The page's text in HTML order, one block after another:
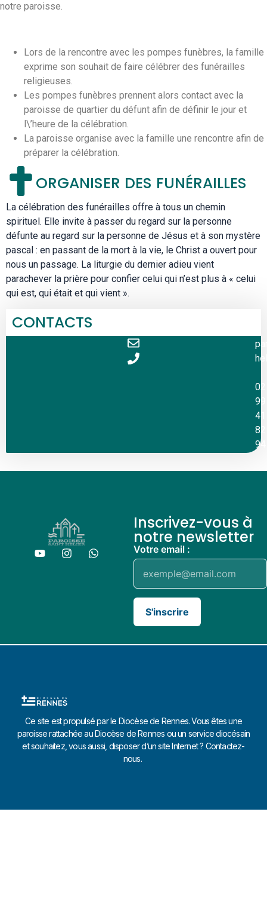
notre paroisse.
Lors de la rencontre avec les pompes funèbres, la famille
exprime son souhait de faire célébrer des funérailles
religieuses.
Les pompes funèbres prennent alors contact avec la
paroisse de quartier du défunt afin de définir le jour et
l\’heure de la célébration.
La paroisse organise avec la famille une rencontre afin de
préparer la célébration.
ORGANISER DES FUNÉRAILLES
La célébration des funérailles offre à tous un chemin
spirituel. Elle invite à passer du regard sur la personne
défunte au regard sur la personne de Jésus et à son mystère
pascal : en passant de la mort à la vie, le Christ a ouvert pour
nous un passage. La liturgie du dernier adieu vient
parachever la prière pour confier celui qui n’est plus à « celui
qui est, qui était et qui vient ».
CONTACTS
02
99
41
82
94
Inscrivez-vous à
notre newsletter
Votre email :
S'inscrire
Ce site est propulsé par le Diocèse de Rennes. Vous êtes une
paroisse rattachée au Diocèse de Rennes ou un service diocésain
et souhaitez, vous aussi, disposer d’un site Internet ? Contactez-
nous.